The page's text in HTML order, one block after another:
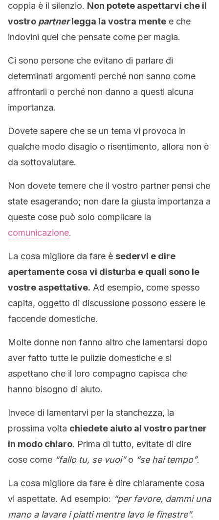
coppia è il silenzio. Non potete aspettarvi che il
vostro partnerlegga la vostra mente e che
indovini quel che pensate come per magia.
Ci sono persone che evitano di parlare di
determinati argomenti perché non sanno come
affrontarli o perché non danno a questi alcuna
importanza.
Dovete sapere che se un tema vi provoca in
qualche modo disagio o risentimento, allora non è
da sottovalutare.
Non dovete temere che il vostro partner pensi che
state esagerando; non dare la giusta importanza a
queste cose può solo complicare la
comunicazione.
La cosa migliore da fare è sedervi e dire
apertamente cosa vi disturba e quali sono le
vostre aspettative. Ad esempio, come spesso
capita, oggetto di discussione possono essere le
faccende domestiche.
Molte donne non fanno altro che lamentarsi dopo
aver fatto tutte le pulizie domestiche e si
aspettano che il loro compagno capisca che
hanno bisogno di aiuto.
Invece di lamentarvi per la stanchezza, la
prossima volta chiedete aiuto al vostro partner
in modo chiaro. Prima di tutto, evitate di dire
cose come “fallo tu, se vuoi”o “se hai tempo”.
La cosa migliore da fare è dire chiaramente cosa
vi aspettate. Ad esempio: “per favore, dammi una
mano a lavare i piatti mentre lavo le finestre”.